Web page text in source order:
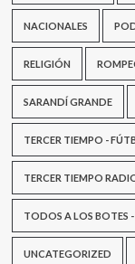
NACIONALES
RELIGIÓN
SARANDÍ GRANDE
TERCER TIEMPO -
TERCER TIEMPO
TODOS A LOS BOTES
UNCATEGORIZED